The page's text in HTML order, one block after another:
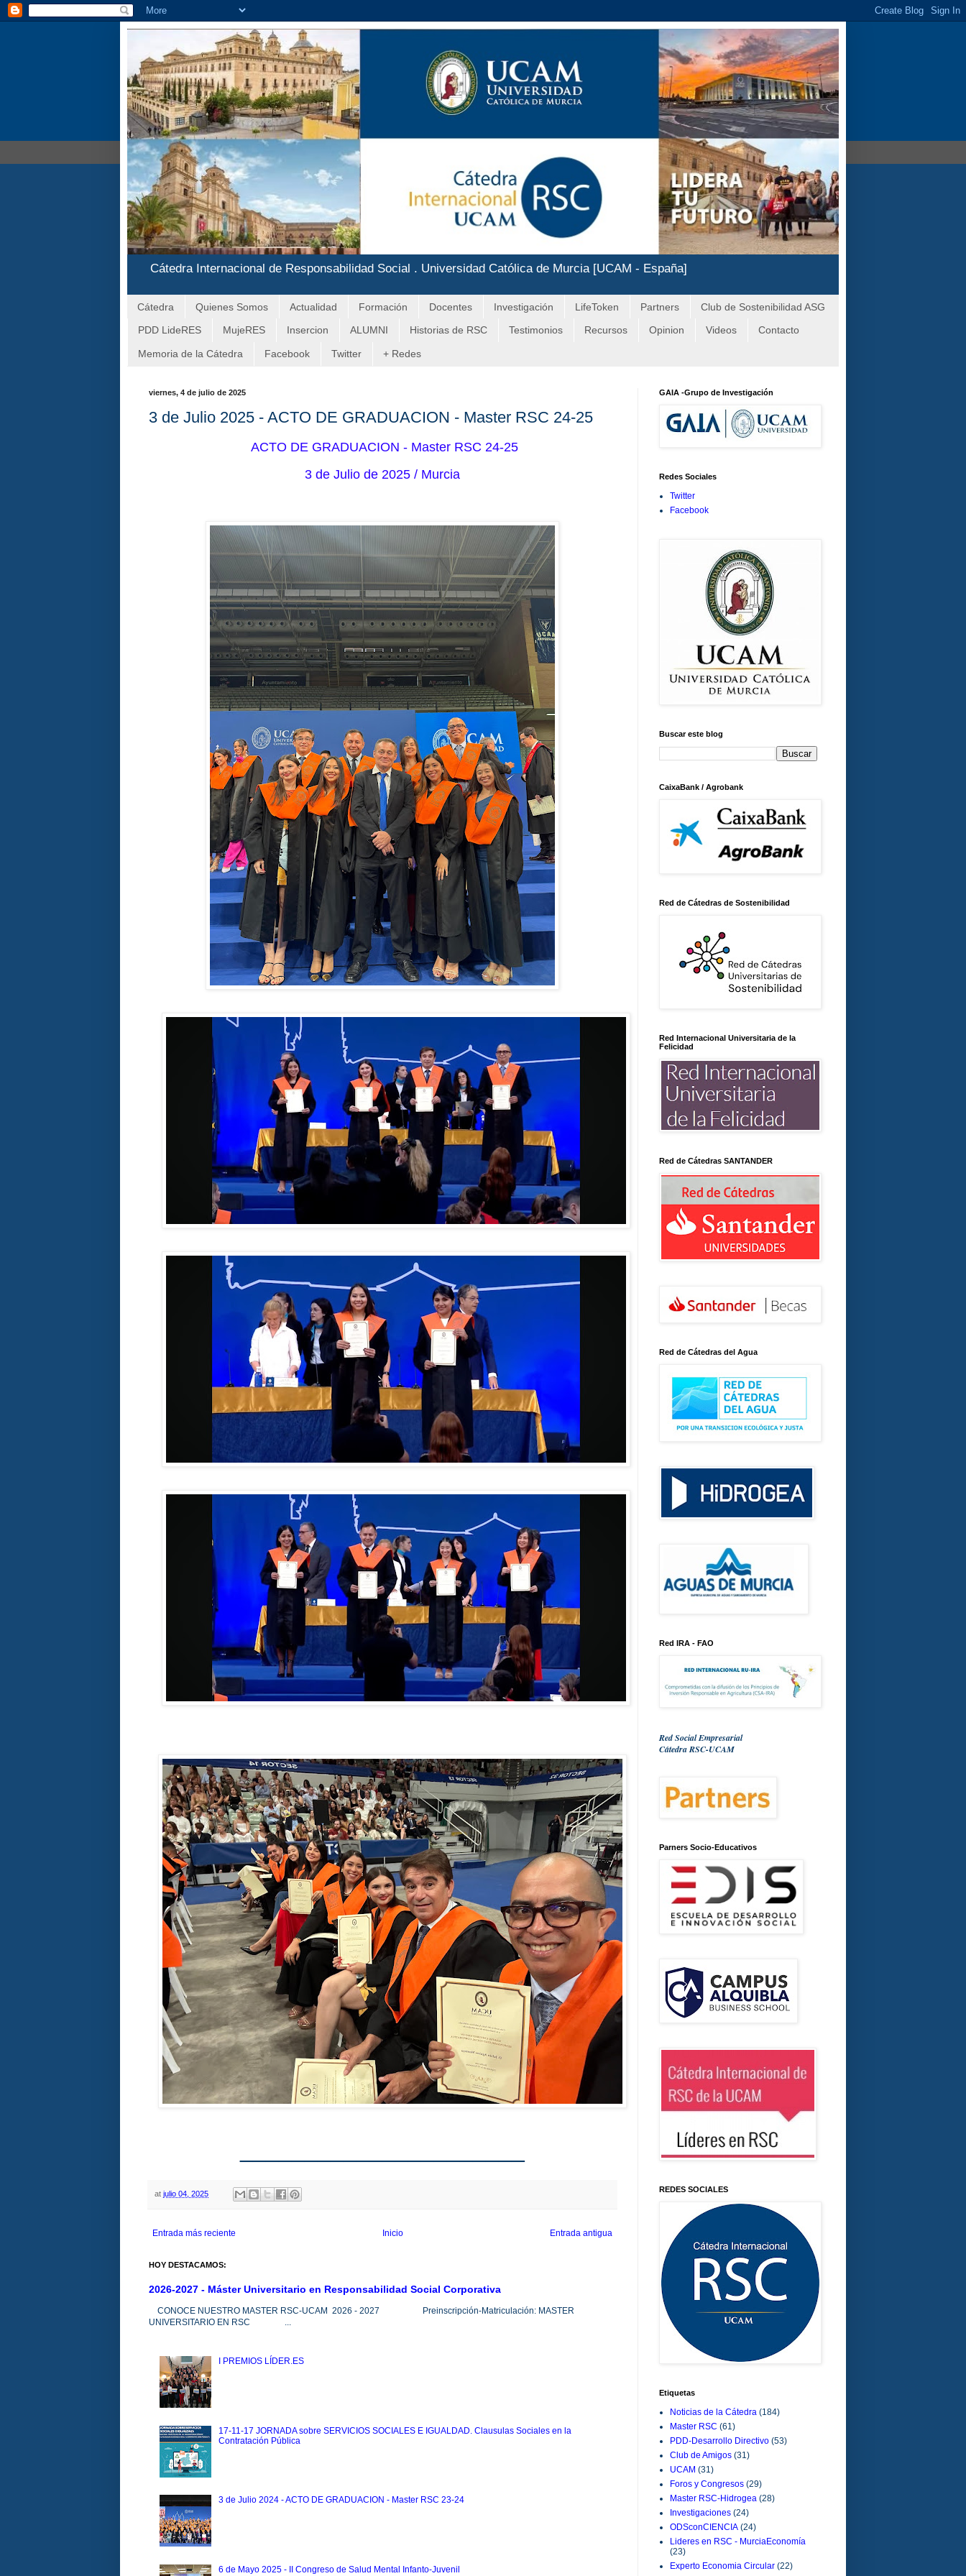
Cátedra Internacional de Responsabilidad Social . Universidad Católica de Murcia [UCAM - España]
Cátedra Quienes Somos Actualidad Formación Docentes Investigación LifeToken Partners Club de Sostenibilidad ASG
PDD LideRES MujeRES Insercion ALUMNI Historias de RSC Testimonios Recursos Opinion Videos Contacto
Memoria de la Cátedra Facebook Twitter + Redes
viernes, 4 de julio de 2025
3 de Julio 2025 - ACTO DE GRADUACION - Master RSC 24-25
ACTO DE GRADUACION - Master RSC 24-25
3 de Julio de 2025 / Murcia
at julio 04, 2025
Entrada más reciente Entrada antigua
Inicio
HOY DESTACAMOS:
2026-2027 - Máster Universitario en Responsabilidad Social Corporativa
CONOCE NUESTRO MASTER RSC-UCAM 2026 - 2027 Preinscripción-Matriculación: MASTER
UNIVERSITARIO EN RSC ...
I PREMIOS LÍDER.ES
17-11-17 JORNADA sobre SERVICIOS SOCIALES E IGUALDAD. Clausulas Sociales en la
Contratación Pública
3 de Julio 2024 - ACTO DE GRADUACION - Master RSC 23-24
6 de Mayo 2025 - II Congreso de Salud Mental Infanto-Juvenil
GAIA -Grupo de Investigación
Redes Sociales
Twitter
Facebook
Buscar este blog
CaixaBank / Agrobank
Red de Cátedras de Sostenibilidad
Red Internacional Universitaria de la
Felicidad
Red de Cátedras SANTANDER
Red de Cátedras del Agua
Red IRA - FAO
Red Social Empresarial
Cátedra RSC-UCAM
Parners Socio-Educativos
REDES SOCIALES
Etiquetas
Noticias de la Cátedra (184)
Master RSC (61)
PDD-Desarrollo Directivo (53)
Club de Amigos (31)
UCAM (31)
Foros y Congresos (29)
Master RSC-Hidrogea (28)
Investigaciones (24)
ODSconCIENCIA (24)
Lideres en RSC - MurciaEconomía
(23)
Experto Economia Circular (22)